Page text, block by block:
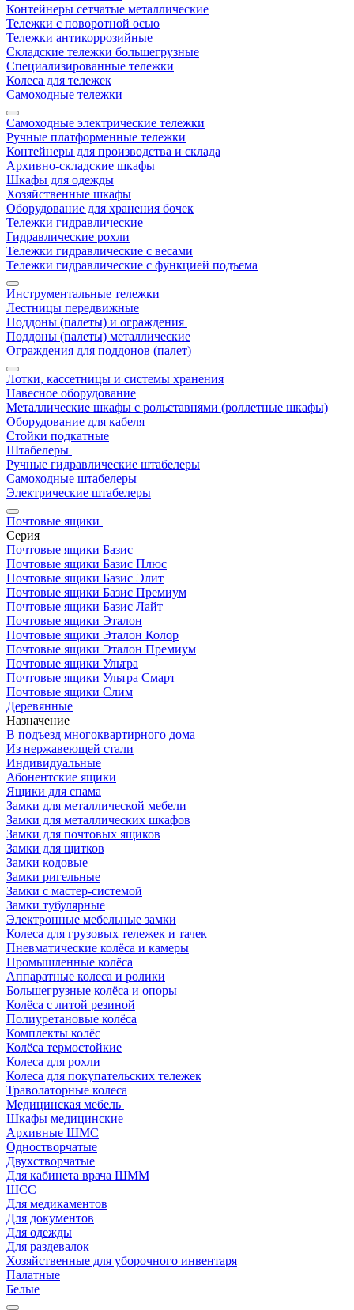
Контейнеры сетчатые металлические
Тележки с поворотной осью
Тележки антикоррозийные
Складские тележки большегрузные
Специализированные тележки
Колеса для тележек
Самоходные тележки
Самоходные электрические тележки
Ручные платформенные тележки
Контейнеры для производства и склада
Архивно-складские шкафы
Шкафы для одежды
Хозяйственные шкафы
Оборудование для хранения бочек
Тележки гидравлические
Гидравлические рохли
Тележки гидравлические с весами
Тележки гидравлические с функцией подъема
Инструментальные тележки
Лестницы передвижные
Поддоны (палеты) и ограждения
Поддоны (палеты) металлические
Ограждения для поддонов (палет)
Лотки, кассетницы и системы хранения
Навесное оборудование
Металлические шкафы с рольставнями (роллетные шкафы)
Оборудование для кабеля
Стойки подкатные
Штабелеры
Ручные гидравлические штабелеры
Самоходные штабелеры
Электрические штабелеры
Почтовые ящики
Серия
Почтовые ящики Базис
Почтовые ящики Базис Плюс
Почтовые ящики Базис Элит
Почтовые ящики Базис Премиум
Почтовые ящики Базис Лайт
Почтовые ящики Эталон
Почтовые ящики Эталон Колор
Почтовые ящики Эталон Премиум
Почтовые ящики Ультра
Почтовые ящики Ультра Смарт
Почтовые ящики Слим
Деревянные
Назначение
В подъезд многоквартирного дома
Из нержавеющей стали
Индивидуальные
Абонентские ящики
Ящики для спама
Замки для металлической мебели
Замки для металлических шкафов
Замки для почтовых ящиков
Замки для щитков
Замки кодовые
Замки ригельные
Замки с мастер-системой
Замки тубулярные
Электронные мебельные замки
Колеса для грузовых тележек и тачек
Пневматические колёса и камеры
Промышленные колёса
Аппаратные колеса и ролики
Большегрузные колёса и опоры
Колёса с литой резиной
Полиуретановые колёса
Комплекты колёс
Колёса термостойкие
Колеса для рохли
Колеса для покупательских тележек
Траволаторные колеса
Медицинская мебель
Шкафы медицинские
Архивные ШМС
Одностворчатые
Двухстворчатые
Для кабинета врача ШММ
ШСС
Для медикаментов
Для документов
Для одежды
Для раздевалок
Хозяйственные для уборочного инвентаря
Палатные
Белые